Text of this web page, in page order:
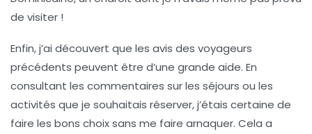
de visiter !
Enfin, j’ai découvert que les avis des voyageurs
précédents peuvent être d’une grande aide. En
consultant les commentaires sur les séjours ou les
activités que je souhaitais réserver, j’étais certaine de
faire les bons choix sans me faire arnaquer. Cela a